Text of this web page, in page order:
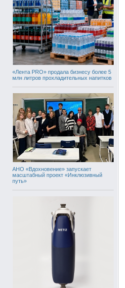
«Лента PRO» продала бизнесу более 5
млн литров прохладительных напитков
АНО «Вдохновение» запускает
масштабный проект «Инклюзивный
путь»